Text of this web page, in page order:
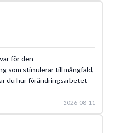
för den
som stimulerar till mångfald,
du hur förändringsarbetet
2026-08-11